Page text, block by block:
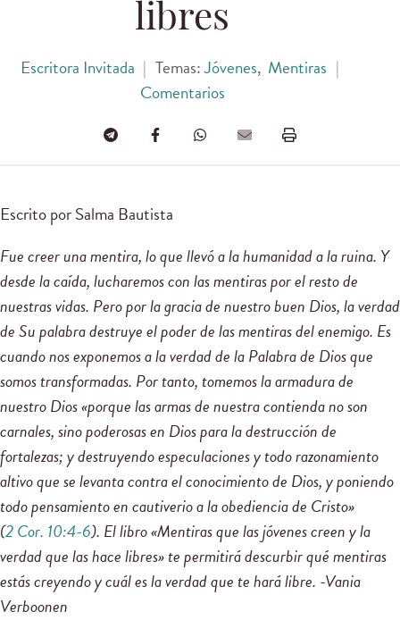
libres
Escritora Invitada | Temas:Jóvenes, Mentiras |
Comentarios
Escrito por Salma Bautista
Fue creer una mentira, lo que llevó a la humanidad a la ruina. Y
desde la caída, lucharemos con las mentiras por el resto de
nuestras vidas. Pero por la gracia de nuestro buen Dios, la verdad
de Su palabra destruye el poder de las mentiras del enemigo. Es
cuando nos exponemos a la verdad de la Palabra de Dios que
somos transformadas. Por tanto, tomemos la armadura de
nuestro Dios «porque las armas de nuestra contienda no son
carnales, sino poderosas en Dios para la destrucción de
fortalezas; y destruyendo especulaciones y todo razonamiento
altivo que se levanta contra el conocimiento de Dios, y poniendo
todo pensamiento en cautiverio a la obediencia de Cristo»
(2 Cor. 10:4-6). El libro «Mentiras que las jóvenes creen y la
verdad que las hace libres»te permitirá descurbir qué mentiras
estás creyendo y cuál es la verdad que te hará libre. -Vania
Verboonen